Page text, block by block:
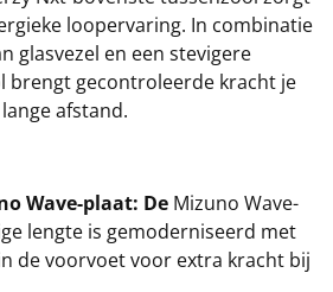
loopervaring. In combinatie
glasvezel en een stevigere
brengt gecontroleerde kracht je
afstand.
Wave-plaat: De Mizuno Wave-
lengte is gemoderniseerd met
de voorvoet voor extra kracht bij